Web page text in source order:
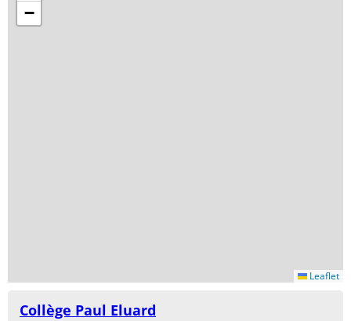
−
Leaflet
Collège Paul Eluard